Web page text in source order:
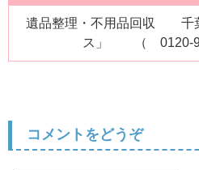
遺品整理・不用品回収 千
ス」 （ 0120-
コメントをどうぞ